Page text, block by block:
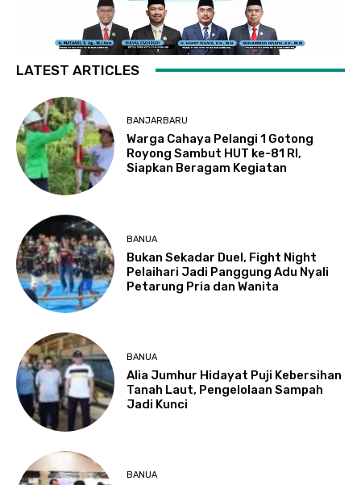
LATEST ARTICLES
BANJARBARU
Warga Cahaya Pelangi 1 Gotong
Royong Sambut HUT ke-81 RI,
Siapkan Beragam Kegiatan
BANUA
Bukan Sekadar Duel, Fight Night
Pelaihari Jadi Panggung Adu Nyali
Petarung Pria dan Wanita
BANUA
Alia Jumhur Hidayat Puji Kebersihan
Tanah Laut, Pengelolaan Sampah
Jadi Kunci
BANUA